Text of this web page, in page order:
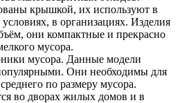
крышкой, их используют в
в организациях. Изделия
они компактные и прекрасно
мусора.
мусора. Данные модели
Они необходимы для
по размеру мусора.
во дворах жилых домов и в